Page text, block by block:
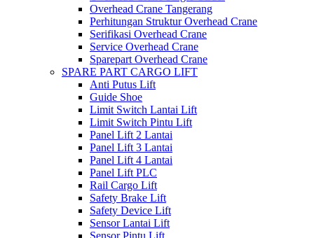
Overhead Crane Tangerang
Perhitungan Struktur Overhead Crane
Serifikasi Overhead Crane
Service Overhead Crane
Sparepart Overhead Crane
SPARE PART CARGO LIFT
Anti Putus Lift
Guide Shoe
Limit Switch Lantai Lift
Limit Switch Pintu Lift
Panel Lift 2 Lantai
Panel Lift 3 Lantai
Panel Lift 4 Lantai
Panel Lift PLC
Rail Cargo Lift
Safety Brake Lift
Safety Device Lift
Sensor Lantai Lift
Sensor Pintu Lift